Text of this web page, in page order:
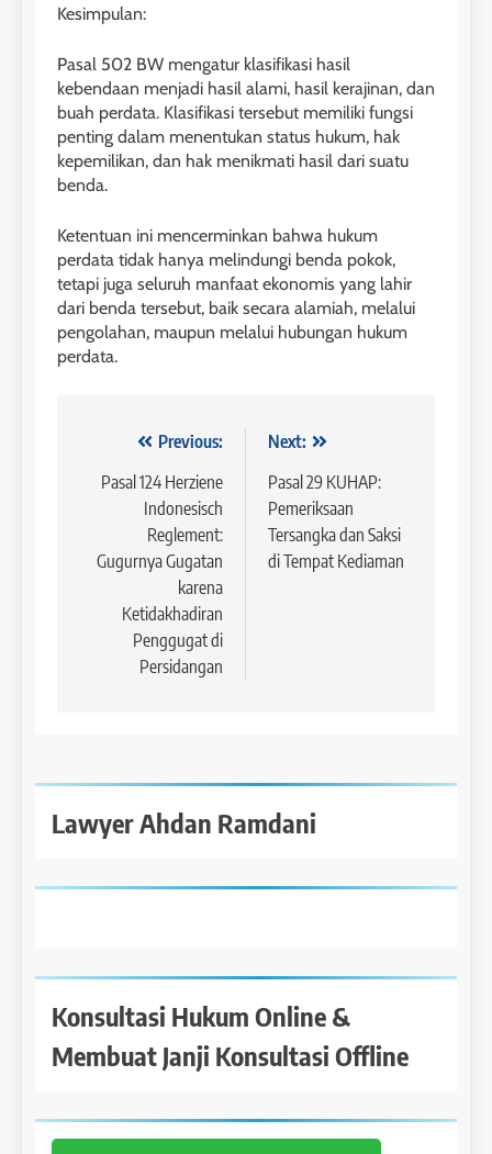
Kesimpulan:
Pasal 502 BW mengatur klasifikasi hasil
kebendaan menjadi hasil alami, hasil kerajinan, dan
buah perdata. Klasifikasi tersebut memiliki fungsi
penting dalam menentukan status hukum, hak
kepemilikan, dan hak menikmati hasil dari suatu
benda.
Ketentuan ini mencerminkan bahwa hukum
perdata tidak hanya melindungi benda pokok,
tetapi juga seluruh manfaat ekonomis yang lahir
dari benda tersebut, baik secara alamiah, melalui
pengolahan, maupun melalui hubungan hukum
perdata.
Navigasi
pos
Previous:
Pasal 124 Herziene
Indonesisch
Reglement:
Gugurnya Gugatan
karena
Ketidakhadiran
Penggugat di
Persidangan
Next:
Pasal 29 KUHAP:
Pemeriksaan
Tersangka dan Saksi
di Tempat Kediaman
Lawyer Ahdan Ramdani
Konsultasi Hukum Online &
Membuat Janji Konsultasi Offline